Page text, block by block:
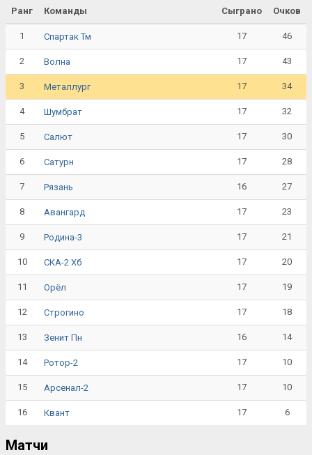
Ранг Команды Сыграно Очков
1 Спартак Тм 17 46
2 Волна 17 43
3 Металлург 17 34
4 Шумбрат 17 32
5 Салют 17 30
6 Сатурн 17 28
7 Рязань 16 27
8 Авангард 17 23
9 Родина-3 17 21
10 СКА-2 Хб 17 20
11 Орёл 17 19
12 Строгино 17 18
13 Зенит Пн 16 14
14 Ротор-2 17 10
15 Арсенал-2 17 10
16 Квант 17 6
Матчи